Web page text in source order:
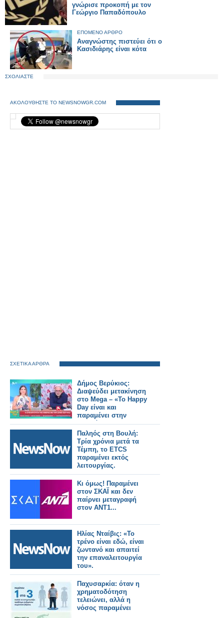
γνώρισε προκοπή με τον
Γεώργιο Παπαδόπουλο
ΕΠΟΜΕΝΟ ΑΡΘΡΟ
Αναγνώστης πιστεύει ότι ο
Κασιδιάρης είναι κότα
ΣΧΟΛΙΑΣΤΕ
ΑΚΟΛΟΥΘΗΣΤΕ ΤΟ NEWSNOWGR.COM
ΣΧΕΤΙΚΑ ΑΡΘΡΑ
Δήμος Βερύκιος:
Διαψεύδει μετακίνηση
στο Mega – «Το Happy
Day είναι και
παραμένει στην
καρδιά μου»
Παληός στη Βουλή:
Τρία χρόνια μετά τα
Τέμπη, το ETCS
παραμένει εκτός
λειτουργίας.
Κι όμως! Παραμένει
στον ΣΚΑΪ και δεν
παίρνει μεταγραφή
στον ΑΝΤ1...
Ηλίας Νταίβις: «Το
τρένο είναι εδώ, είναι
ζωντανό και απαιτεί
την επαναλειτουργία
του».
Παχυσαρκία: όταν η
χρηματοδότηση
τελειώνει, αλλά η
νόσος παραμένει